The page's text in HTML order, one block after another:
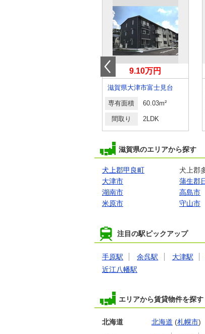
9.10万円
滋賀県大津市富士見台
専有面積 60.03m²
間取り 2LDK
滋賀県のエリアから探す
犬上郡甲良町 犬上郡
大津市
蒲生郡
湖南市
高島市
米原市
守山市
注目の駅ピックアップ
手原駅 余呉駅 大津駅
近江八幡駅
エリアから賃貸物件を探す
北海道 北海道 (札幌市)